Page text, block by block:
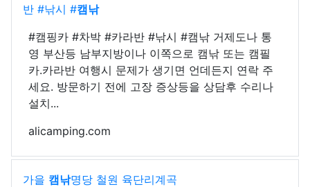
반 #낚시 #캠낚
#캠핑카 #차박 #카라반 #낚시 #캠낚 거제도나 통
영 부산등 남부지방이나 이쪽으로 캠낚 또는 캠필
카.카라반 여행시 문제가 생기면 언데든지 연락 주
세요. 방문하기 전에 고장 증상등을 상담후 수리나
설치...
alicamping.com
가을 캠낚명당 철원 육단리계곡